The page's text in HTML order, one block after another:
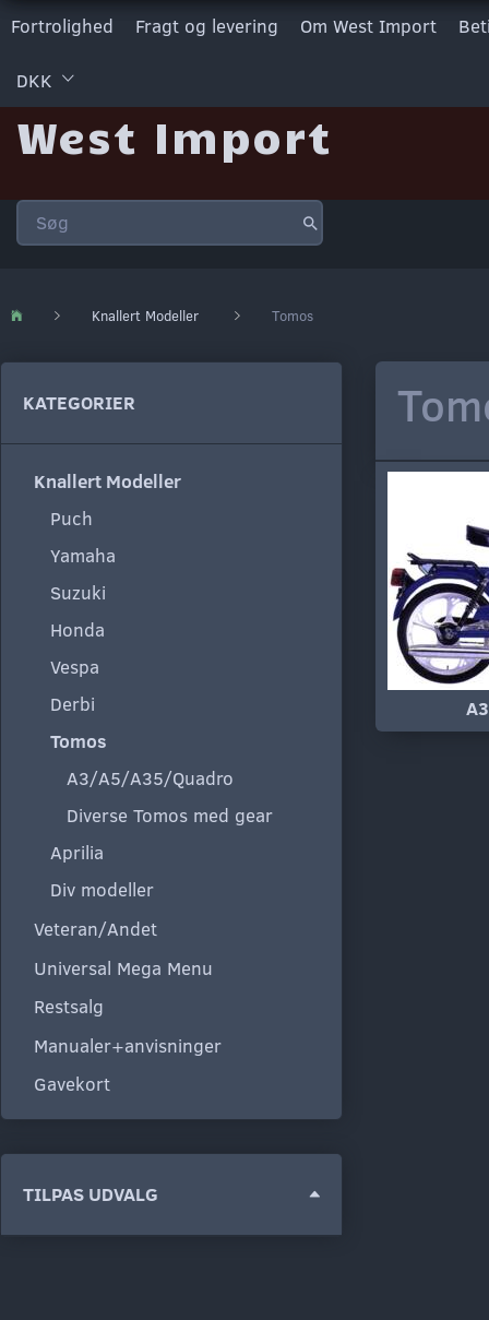
Fortrolighed Fragt og levering Om West Import
DKK
West Import
Knallert Modeller Tomos
KATEGORIER
Knallert Modeller
Puch
Yamaha
Suzuki
Honda
Vespa
Derbi
Tomos
A3/A5/A35/Quadro
Diverse Tomos med gear
Aprilia
Div modeller
Veteran/Andet
Universal Mega Menu
Restsalg
Manualer+anvisninger
Gavekort
TILPAS UDVALG